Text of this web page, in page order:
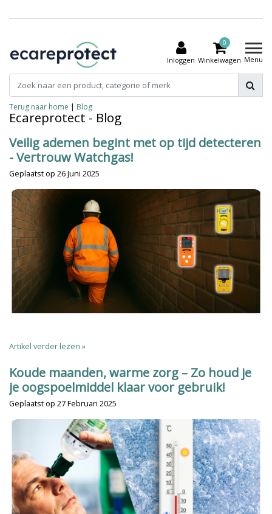
Inloggen
0
Winkelwagen Menu
Terug naar home | Blog
Ecareprotect - Blog
Veilig ademen begint met op tijd detecteren
- Vertrouw Watchgas!
Geplaatst op 26 Juni 2025
Artikel verder lezen »
Koude maanden, warme zorg – Zo houd je
je oogspoelmiddel klaar voor gebruik!
Geplaatst op 27 Februari 2025